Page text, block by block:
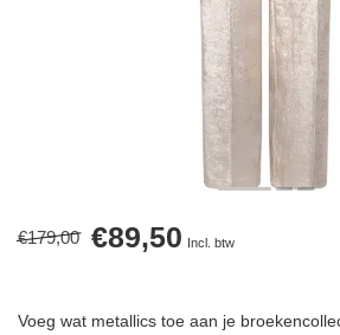
€179,00 €89,50 Incl. btw
Voeg wat metallics toe aan je